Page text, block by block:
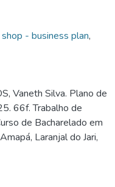
- business plan,
Vaneth Silva. Plano de
66f. Trabalho de
de Bacharelado em
Laranjal do Jari,